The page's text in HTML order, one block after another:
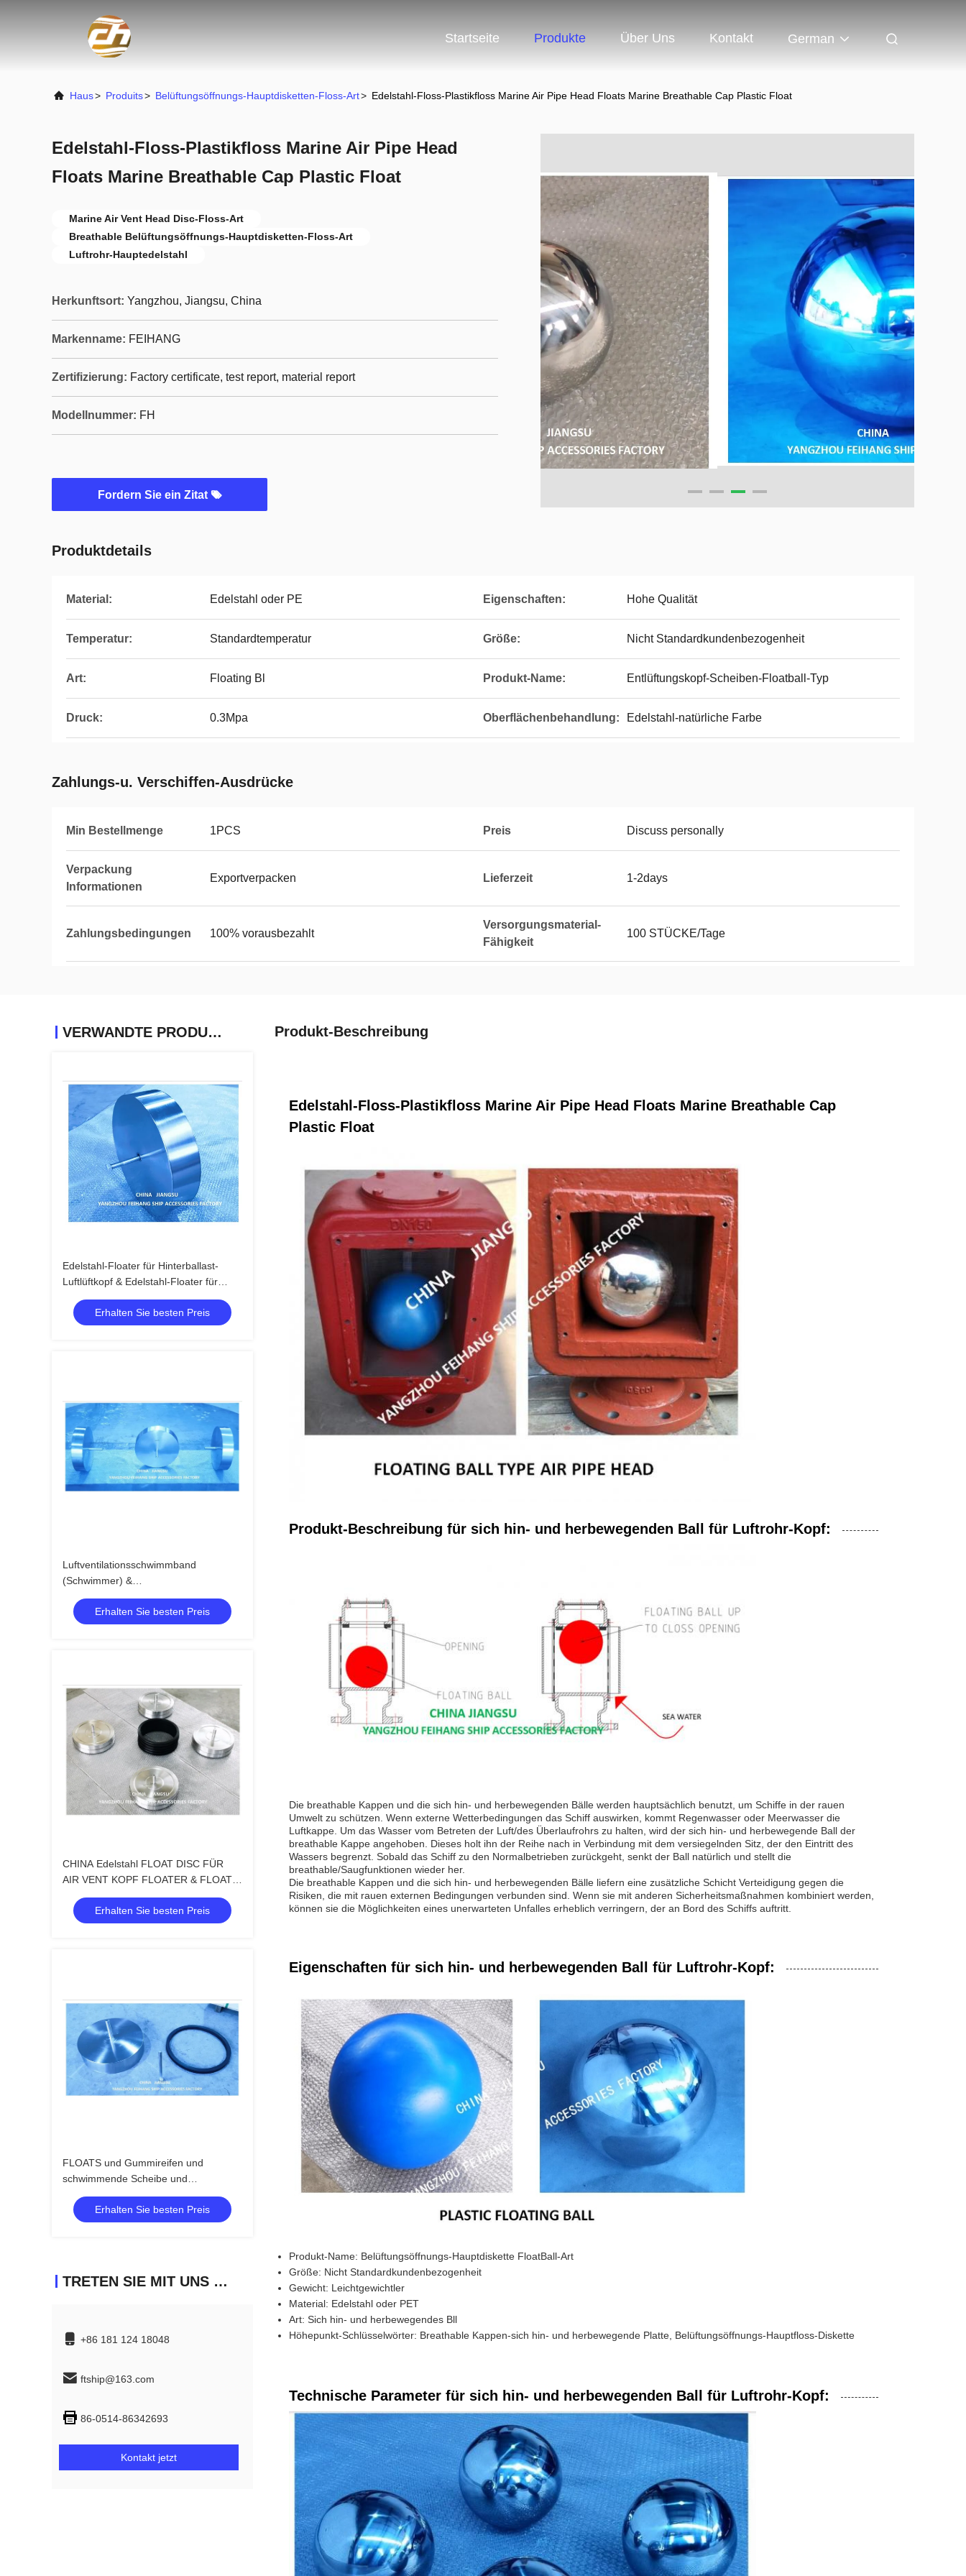
Startseite Produkte Über Uns Kontakt German
Haus> Produits> Belüftungsöffnungs-Hauptdisketten-Floss-Art> Edelstahl-Floss-Plastikfloss Marine Air Pipe Head Floats Marine Breathable Cap Plastic Float
Edelstahl-Floss-Plastikfloss Marine Air Pipe Head
Floats Marine Breathable Cap Plastic Float
Marine Air Vent Head Disc-Floss-Art
Breathable Belüftungsöffnungs-Hauptdisketten-Floss-Art
Luftrohr-Hauptedelstahl
Herkunftsort: Yangzhou, Jiangsu, China
Markenname: FEIHANG
Zertifizierung: Factory certificate, test report, material report
Modellnummer: FH
Fordern Sie ein Zitat
Produktdetails
Material: Edelstahl oder PE Eigenschaften: Hohe Qualität
Temperatur: Standardtemperatur Größe: Nicht Standardkundenbezogenheit
Art: Floating Bl Produkt-Name: Entlüftungskopf-Scheiben-Floatball-Typ
Druck: 0.3Mpa Oberflächenbehandlung: Edelstahl-natürliche Farbe
Zahlungs-u. Verschiffen-Ausdrücke
Min Bestellmenge 1PCS Preis Discuss personally
Verpackung
Informationen
Exportverpacken Lieferzeit 1-2days
Zahlungsbedingungen 100% vorausbezahlt
Versorgungsmaterial-
Fähigkeit
100 STÜCKE/Tage
VERWANDTE PRODUKTE
Edelstahl-Floater für Hinterballast-
Luftlüftkopf & Edelstahl-Floater für
Hinterballast-Luftlüftkopf
Erhalten Sie besten Preis
Luftventilationsschwimmband
(Schwimmer) &
Luftventilationsschwimmband &
Luftventilationsschwimmband &
Luftventilationsschwimmband
Erhalten Sie besten Preis
CHINA Edelstahl FLOAT DISC FÜR
AIR VENT KOPF FLOATER & FLOAT
PLAT FÜR AIR PIPE Kopf
Erhalten Sie besten Preis
FLOATS und Gummireifen und
schwimmende Scheibe und
Schwimmplatte für Luftventilationskopf
Erhalten Sie besten Preis
TRETEN SIE MIT UNS IN VERBINDUNG
+86 181 124 18048
ftship@163.com
86-0514-86342693
Kontakt jetzt
Produkt-Beschreibung
Edelstahl-Floss-Plastikfloss Marine Air Pipe Head Floats Marine Breathable Cap
Plastic Float
Produkt-Beschreibung für sich hin- und herbewegenden Ball für Luftrohr-Kopf:
Die breathable Kappen und die sich hin- und herbewegenden Bälle werden hauptsächlich benutzt, um Schiffe in der rauen
Umwelt zu schützen. Wenn externe Wetterbedingungen das Schiff auswirken, kommt Regenwasser oder Meerwasser die
Luftkappe. Um das Wasser vom Betreten der Luft/des Überlaufrohrs zu halten, wird der sich hin- und herbewegende Ball der
breathable Kappe angehoben. Dieses holt ihn der Reihe nach in Verbindung mit dem versiegelnden Sitz, der den Eintritt des
Wassers begrenzt. Sobald das Schiff zu den Normalbetrieben zurückgeht, senkt der Ball natürlich und stellt die
breathable/Saugfunktionen wieder her.
Die breathable Kappen und die sich hin- und herbewegenden Bälle liefern eine zusätzliche Schicht Verteidigung gegen die
Risiken, die mit rauen externen Bedingungen verbunden sind. Wenn sie mit anderen Sicherheitsmaßnahmen kombiniert werden,
können sie die Möglichkeiten eines unerwarteten Unfalles erheblich verringern, der an Bord des Schiffs auftritt.
Eigenschaften für sich hin- und herbewegenden Ball für Luftrohr-Kopf:
Produkt-Name: Belüftungsöffnungs-Hauptdiskette FloatBall-Art
Größe: Nicht Standardkundenbezogenheit
Gewicht: Leichtgewichtler
Material: Edelstahl oder PET
Art: Sich hin- und herbewegendes Bll
Höhepunkt-Schlüsselwörter: Breathable Kappen-sich hin- und herbewegende Platte, Belüftungsöffnungs-Hauptfloss-Diskette
Technische Parameter für sich hin- und herbewegenden Ball für Luftrohr-Kopf: